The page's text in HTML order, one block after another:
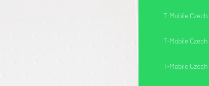
T-Mobile
T-Mobile
T-Mobile